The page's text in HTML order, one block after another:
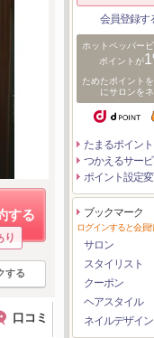
する
り
する
口コミ
会員登録す
ホットペッパー
ポイントが
ためたポイント
にサロンを
たまるポイン
つかえるサー
ポイント設定
ブックマーク
ログインすると会員
サロン
スタイリスト
クーポン
ヘアスタイル
ネイルデザイン